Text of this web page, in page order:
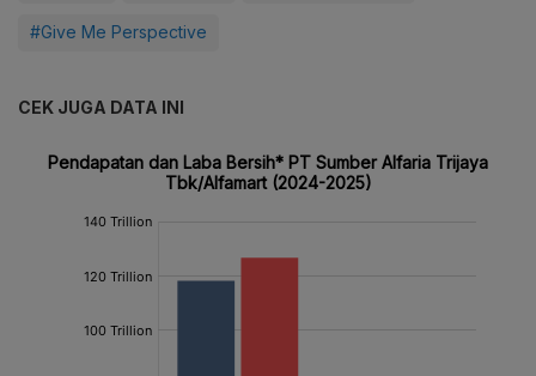
#Give Me Perspective
CEK JUGA DATA INI